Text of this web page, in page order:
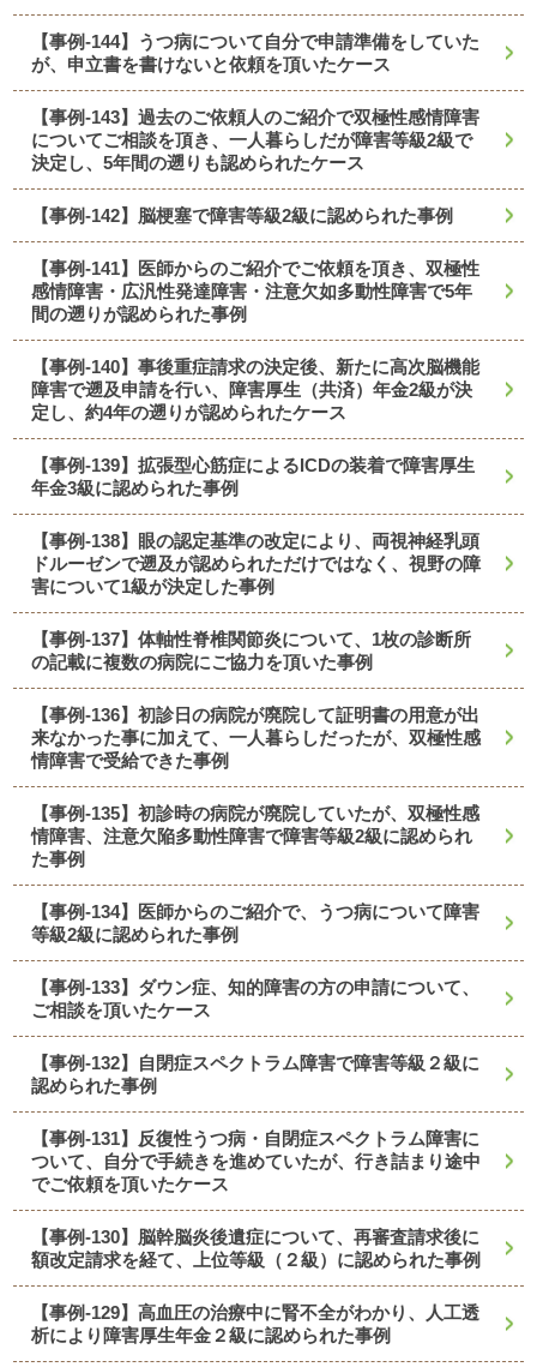
【事例-144】うつ病について自分で申請準備をしていた
が、申立書を書けないと依頼を頂いたケース
【事例-143】過去のご依頼人のご紹介で双極性感情障害
についてご相談を頂き、一人暮らしだが障害等級2級で
決定し、5年間の遡りも認められたケース
【事例-142】脳梗塞で障害等級2級に認められた事例
【事例-141】医師からのご紹介でご依頼を頂き、双極性
感情障害・広汎性発達障害・注意欠如多動性障害で5年
間の遡りが認められた事例
【事例-140】事後重症請求の決定後、新たに高次脳機能
障害で遡及申請を行い、障害厚生（共済）年金2級が決
定し、約4年の遡りが認められたケース
【事例-139】拡張型心筋症によるICDの装着で障害厚生
年金3級に認められた事例
【事例-138】眼の認定基準の改定により、両視神経乳頭
ドルーゼンで遡及が認められただけではなく、視野の障
害について1級が決定した事例
【事例-137】体軸性脊椎関節炎について、1枚の診断所
の記載に複数の病院にご協力を頂いた事例
【事例-136】初診日の病院が廃院して証明書の用意が出
来なかった事に加えて、一人暮らしだったが、双極性感
情障害で受給できた事例
【事例-135】初診時の病院が廃院していたが、双極性感
情障害、注意欠陥多動性障害で障害等級2級に認められ
た事例
【事例-134】医師からのご紹介で、うつ病について障害
等級2級に認められた事例
【事例-133】ダウン症、知的障害の方の申請について、
ご相談を頂いたケース
【事例-132】自閉症スペクトラム障害で障害等級２級に
認められた事例
【事例-131】反復性うつ病・自閉症スペクトラム障害に
ついて、自分で手続きを進めていたが、行き詰まり途中
でご依頼を頂いたケース
【事例-130】脳幹脳炎後遺症について、再審査請求後に
額改定請求を経て、上位等級（２級）に認められた事例
【事例-129】高血圧の治療中に腎不全がわかり、人工透
析により障害厚生年金２級に認められた事例